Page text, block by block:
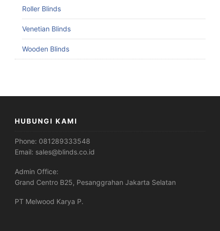
Roller Blinds
Venetian Blinds
Wooden Blinds
HUBUNGI KAMI
Phone: 081289333548
Email: sales@blinds.co.id
Admin Office:
Grand Centro B25, Pesanggrahan Jakarta Selatan
PT Melwood Karya P.